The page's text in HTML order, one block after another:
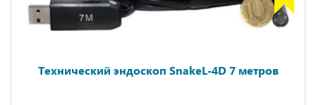
Технический эндоскоп SnakeL-4D 7 метров